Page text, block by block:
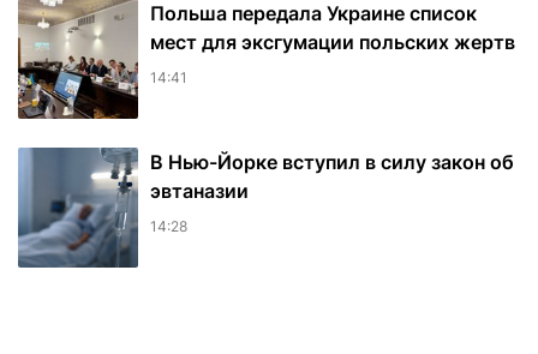
Польша передала Украине список
мест для эксгумации польских жертв
14:41
В Нью-Йорке вступил в силу закон об
эвтаназии
14:28